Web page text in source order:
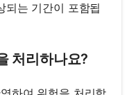
되는 기간이 포함됩
처리하나요?